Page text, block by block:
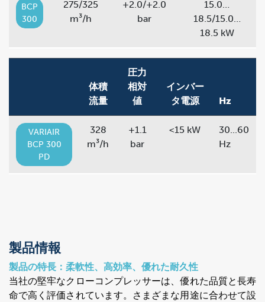
BCP
300
275/325
m³/h
+2.0/+2.0
bar
15.0…
18.5/15.0…
18.5 kW
体積
流量
圧力
相対
値
インバー
タ電源
Hz
VARIAIR
BCP 300
PD
328
m³/h
+1.1
bar
<15 kW
30...60
Hz
製品情報
製品の特長：柔軟性、高効率、優れた耐久性
当社の堅牢なクローコンプレッサーは、優れた品質と長寿
命で高く評価されています。さまざまな用途に合わせて設